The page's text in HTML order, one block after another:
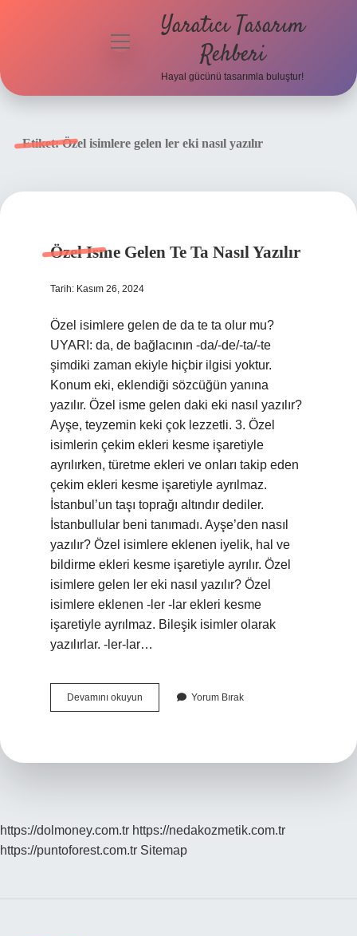
Politikası
menüyü
Yaratıcı Tasarım
Rehberi
Hayal gücünü tasarımla buluştur!
Etiket:Özel isimlere gelen ler eki nasıl yazılır
Özel Isme Gelen Te Ta Nasıl Yazılır
Tarih: Kasım 26, 2024
Özel isimlere gelen de da te ta olur mu?
UYARI: da, de bağlacının -da/-de/-ta/-te
şimdiki zaman ekiyle hiçbir ilgisi yoktur.
Konum eki, eklendiği sözcüğün yanına
yazılır. Özel isme gelen daki eki nasıl yazılır?
Ayşe, teyzemin keki çok lezzetli. 3. Özel
isimlerin çekim ekleri kesme işaretiyle
ayrılırken, türetme ekleri ve onları takip eden
çekim ekleri kesme işaretiyle ayrılmaz.
İstanbul’un taşı toprağı altındır dediler.
İstanbullular beni tanımadı. Ayşe’den nasıl
yazılır? Özel isimlere eklenen iyelik, hal ve
bildirme ekleri kesme işaretiyle ayrılır. Özel
isimlere gelen ler eki nasıl yazılır? Özel
isimlere eklenen -ler -lar ekleri kesme
işaretiyle ayrılmaz. Bileşik isimler olarak
yazılırlar. -ler-lar…
Devamını okuyun
Isme
Yorum Bırak
https://dolmoney.com.tr https://nedakozmetik.com.tr
https://puntoforest.com.tr Sitemap